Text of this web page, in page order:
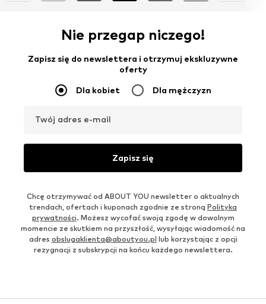
Nie przegap niczego!
Zapisz się do newslettera i otrzymuj ekskluzywne
oferty
Dla kobiet Dla mężczyzn
Twój adres e-mail
Zapisz się
Chcę otrzymywać od ABOUT YOU newsletter o aktualnych
trendach, ofertach i kuponach zgodnie ze stroną Polityka
prywatności. Możesz wycofać swoją zgodę w dowolnym
momencie ze skutkiem na przyszłość, wysyłając wiadomość na
adres obslugaklienta@aboutyou.pl lub korzystając z opcji
rezygnacji z subskrypcji na końcu każdego newslettera.